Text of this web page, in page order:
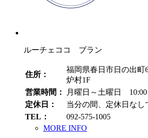
ルーチェココ ブラン
住所：
福岡県春日市日の出町
炉村1F
営業時間：
月曜日～土曜日 10:00
定休日：
当分の間、定休日なし
TEL：
092-575-1005
MORE INFO